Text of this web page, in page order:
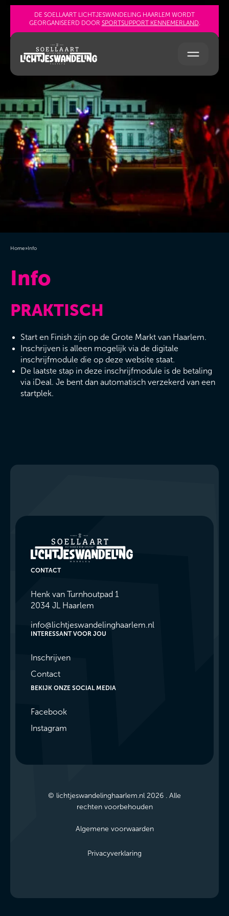
Sla navigatie overDE SOELLAART LICHTJESWANDELING HAARLEM WORDT
GEORGANISEERD DOOR SPORTSUPPORT KENNEMERLAND.
Home»Info
Info
PRAKTISCH
Start en Finish zijn op de Grote Markt van Haarlem.
Inschrijven is alleen mogelijk via de digitale
inschrijfmodule die op deze website staat.
De laatste stap in deze inschrijfmodule is de betaling
via iDeal. Je bent dan automatisch verzekerd van een
startplek.
CONTACT
Henk van Turnhoutpad 1
2034 JL Haarlem
info@lichtjeswandelinghaarlem.nl
INTERESSANT VOOR JOU
Inschrijven
Contact
BEKIJK ONZE SOCIAL MEDIA
Facebook
Instagram
© lichtjeswandelinghaarlem.nl 2026 . Alle
rechten voorbehouden
Algemene voorwaarden
Privacyverklaring